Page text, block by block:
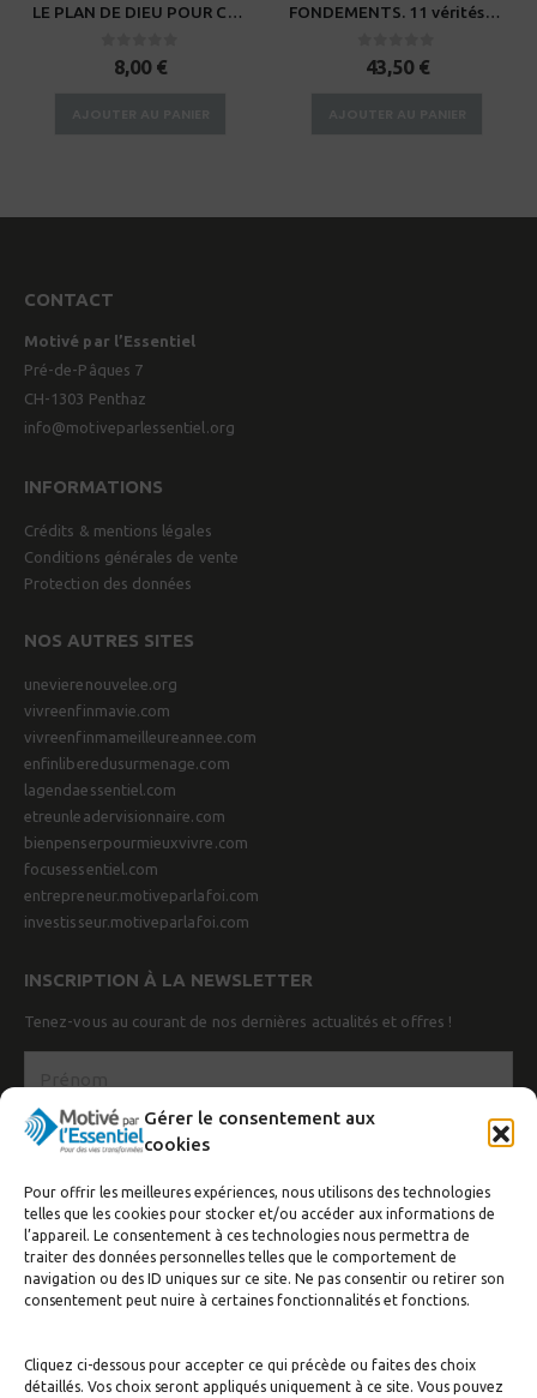
Gérer le consentement aux
cookies
Pour offrir les meilleures expériences, nous utilisons des technologies
telles que les cookies pour stocker et/ou accéder aux informations de
l’appareil. Le consentement à ces technologies nous permettra de
traiter des données personnelles telles que le comportement de
navigation ou des ID uniques sur ce site. Ne pas consentir ou retirer son
consentement peut nuire à certaines fonctionnalités et fonctions.
Cliquez ci-dessous pour accepter ce qui précède ou faites des choix
détaillés. Vos choix seront appliqués uniquement à ce site. Vous pouvez
LE PLAN DE DIEU POUR CHANGER LE MONDE – Guide d’étude
sur 5
8,00 €
FONDEMENTS. 11 vérités sur lesquelles construire votre vie – Guide de l’enseignant avec CD-Rom
sur 5
43,50 €
CONTACT
Motivé par l’Essentiel
Pré-de-Pâques 7
CH-1303 Penthaz
info@motiveparlessentiel.org
INFORMATIONS
Crédits & mentions légales
Conditions générales de vente
Protection des données
NOS AUTRES SITES
unevierenouvelee.org
vivreenfinmavie.com
vivreenfinmameilleureannee.com
enfinliberedusurmenage.com
lagendaessentiel.com
etreunleadervisionnaire.com
bienpenserpourmieuxvivre.com
focusessentiel.com
entrepreneur.motiveparlafoi.com
investisseur.motiveparlafoi.com
INSCRIPTION À LA NEWSLETTER
Tenez-vous au courant de nos dernières actualités et offres !
J’accepte de recevoir la newsletter